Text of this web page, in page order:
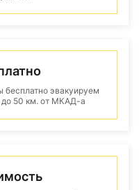
бесплатно эвакуируем
50 км. от МКАД-а